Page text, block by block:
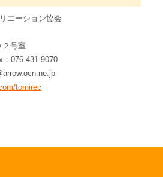
エーション協会
２号室
076-431-9070
tomirec